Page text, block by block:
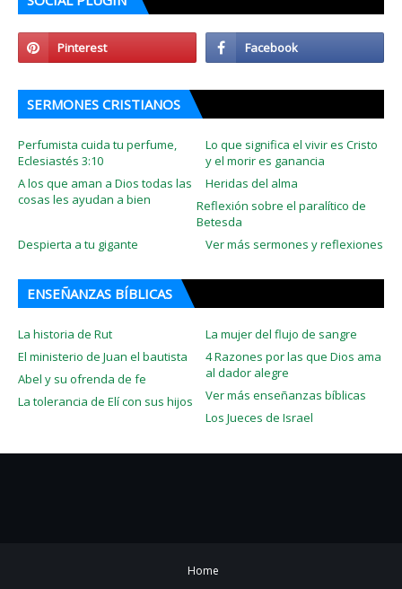
SERMONES CRISTIANOS
Perfumista cuida tu perfume,
Eclesiastés 3:10
Lo que significa el vivir es Cristo
y el morir es ganancia
A los que aman a Dios todas las
cosas les ayudan a bien
Heridas del alma
Reflexión sobre el paralítico de
Betesda
Ver más sermones y reflexiones
Despierta a tu gigante
ENSEÑANZAS BÍBLICAS
La historia de Rut
La mujer del flujo de sangre
El ministerio de Juan el bautista
4 Razones por las que Dios ama
al dador alegre
Abel y su ofrenda de fe
Ver más enseñanzas bíblicas
La tolerancia de Elí con sus hijos
Los Jueces de Israel
Home